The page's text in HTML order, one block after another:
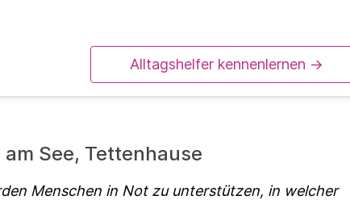
Alltagshelfer kennenlernen ->
See, Tettenhause
Menschen in Not zu unterstützen, in welcher